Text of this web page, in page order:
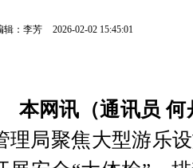
辑：李芳 2026-02-02 15:45:01
本网讯（通讯员 何
理局聚焦大型游乐